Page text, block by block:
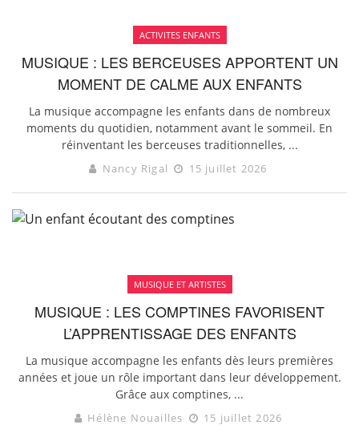
ACTIVITES ENFANTS
MUSIQUE : LES BERCEUSES APPORTENT UN
MOMENT DE CALME AUX ENFANTS
La musique accompagne les enfants dans de nombreux
moments du quotidien, notamment avant le sommeil. En
réinventant les berceuses traditionnelles, ...
Nancy Rigal 15 juillet 2026
MUSIQUE ET ARTISTES
MUSIQUE : LES COMPTINES FAVORISENT
L’APPRENTISSAGE DES ENFANTS
La musique accompagne les enfants dès leurs premières
années et joue un rôle important dans leur développement.
Grâce aux comptines, ...
Hélène Nouailles 15 juillet 2026